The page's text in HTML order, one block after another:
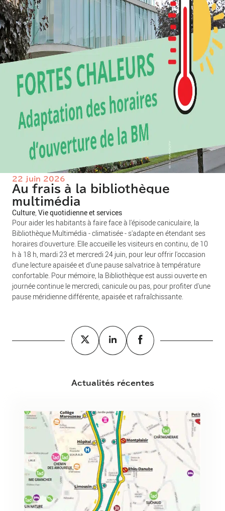
22 juin 2026
Au frais à la bibliothèque
multimédia
Culture, Vie quotidienne et services
Pour aider les habitants à faire face à l'épisode caniculaire, la
Bibliothèque Multimédia - climatisée - s'adapte en étendant ses
horaires d'ouverture. Elle accueille les visiteurs en continu, de 10
h à 18 h, mardi 23 et mercredi 24 juin, pour leur offrir l'occasion
d'une lecture apaisée et d'une pause salvatrice à température
confortable. Pour mémoire, la Bibliothèque est aussi ouverte en
journée continue le mercredi, canicule ou pas, pour profiter d'une
pause méridienne différente, apaisée et rafraîchissante.
Actualités récentes